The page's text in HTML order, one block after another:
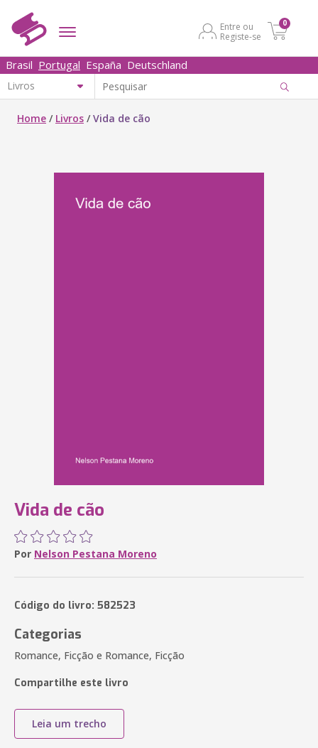
Entre ou
Registe-se
0
Brasil Portugal España Deutschland
Home / Livros /Vida de cão
Vida de cão
Por Nelson Pestana Moreno
Código do livro: 582523
Categorias
Romance, Ficção e Romance, Ficção
Compartilhe este livro
Leia um trecho